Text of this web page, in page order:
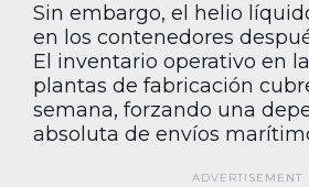
Sin embargo, el helio
en los contenedores
El inventario operativo en
plantas de fabricación
semana, forzando una
absoluta de envíos